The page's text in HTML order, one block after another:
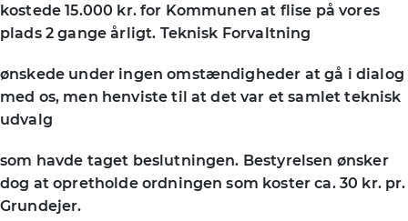
kostede 15.000 kr. for Kommunen at flise på vores
plads 2 gange årligt. Teknisk Forvaltning
ønskede under ingen omstændigheder at gå i dialog
med os, men henviste til at det var et samlet teknisk
udvalg
som havde taget beslutningen. Bestyrelsen ønsker
dog at opretholde ordningen som koster ca. 30 kr. pr.
Grundejer.